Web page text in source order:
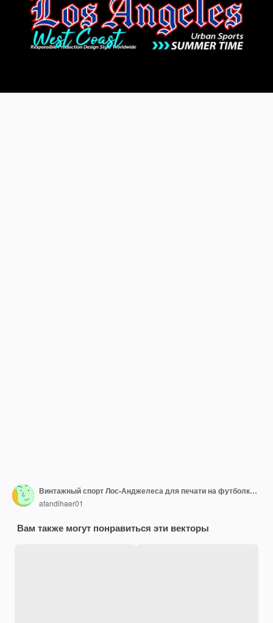
Винтажный спорт Лос-Анджелеса для печати на футболках и т. д.
afandihaer01
Вам также могут понравиться эти векторы